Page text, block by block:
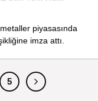
piyasasında
imza attı.
5